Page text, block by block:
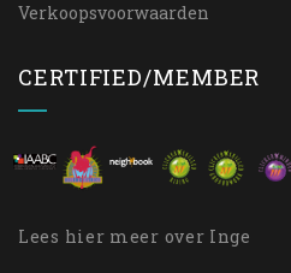
Verkoopsvoorwaarden
CERTIFIED/MEMBER
Lees hier meer over Inge